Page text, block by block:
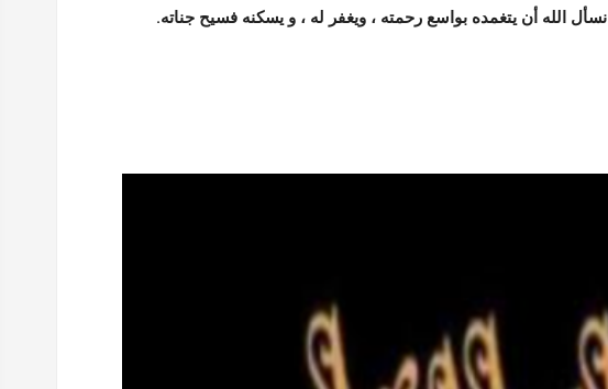
نسأل الله أن يتغمده بواسع رحمته ، ويغفر له ، و يسكنه فسيح جناته.